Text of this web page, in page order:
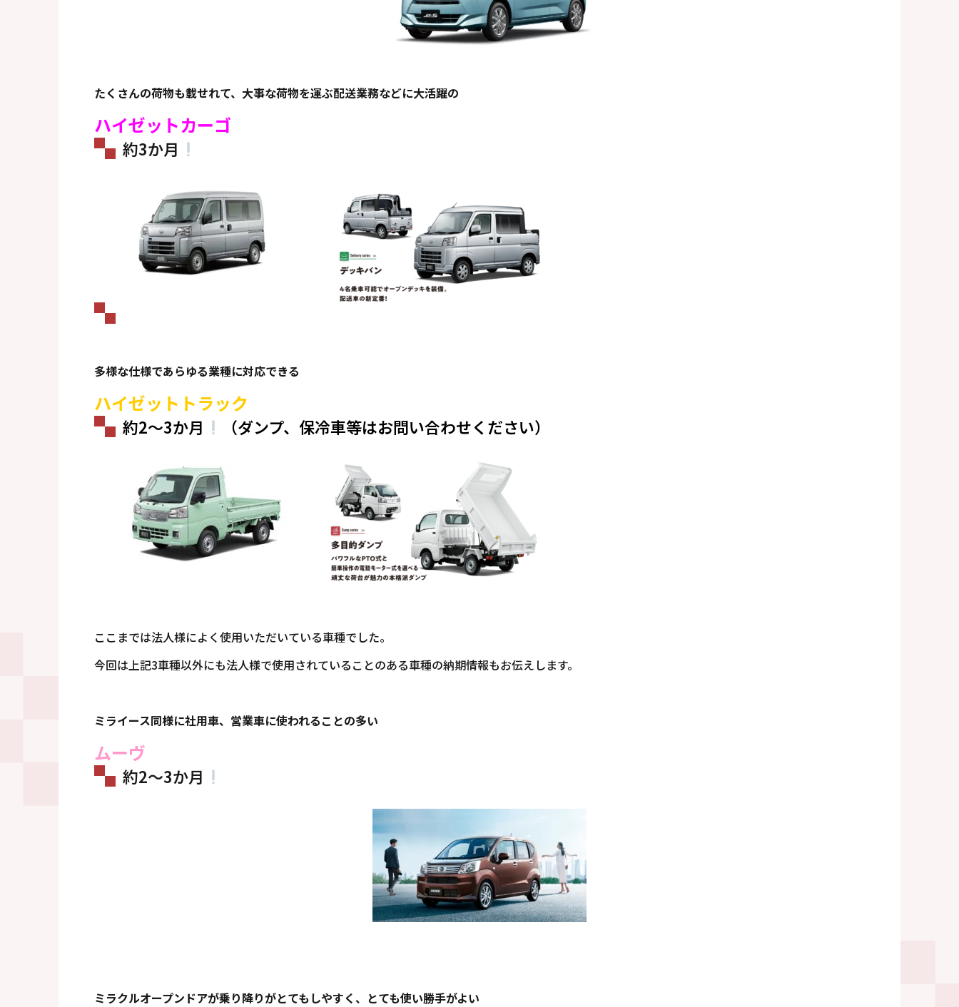
たくさんの荷物も載せれて、大事な荷物を運ぶ配送業務などに大活躍の
ハイゼットカーゴ
約3か月
多様な仕様であらゆる業種に対応できる
ハイゼットトラック
約2～3か月 （ダンプ、保冷車等はお問い合わせください）
ここまでは法人様によく使用いただいている車種でした。
今回は上記3車種以外にも法人様で使用されていることのある車種の納期情報もお伝えします。
ミライース同様に社用車、営業車に使われることの多い
ムーヴ
約2～3か月
ミラクルオープンドアが乗り降りがとてもしやすく、とても使い勝手がよい